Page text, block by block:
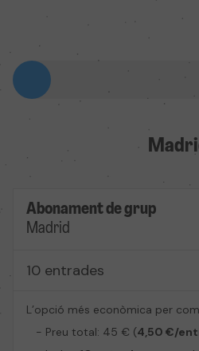
Abonament de grup
Madrid
10 entrades
L’opció més econòmica per
- Preu total: 45 € (4,50 €/